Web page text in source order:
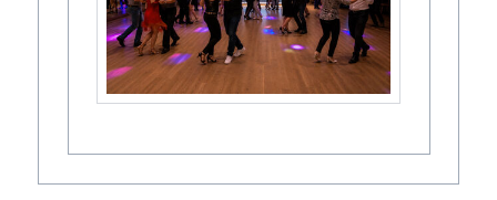
freier Eintritt mit gültiger Gästekarte, ggf. Zuzahlung für